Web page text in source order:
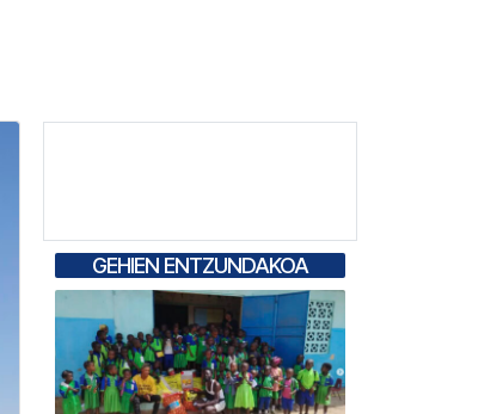
GEHIEN ENTZUNDAKOA